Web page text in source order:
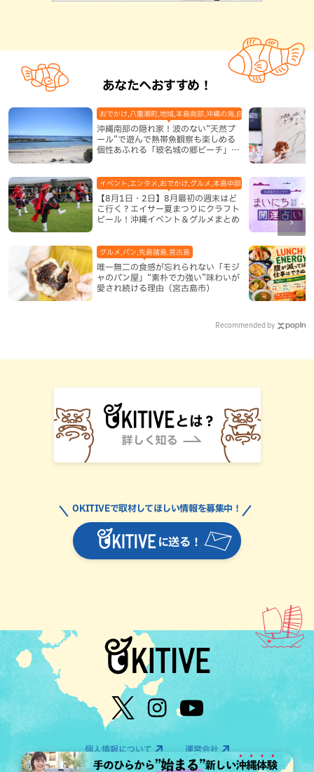
あなたへおすすめ！
沖縄南部の隠れ家！波のない“天然プ
ール”で遊んで熱帯魚観察も楽しめる
個性あふれる「玻名城の郷ビーチ」
おでかけ,八重瀬町,地域,本島南部,沖縄の海,自然
【8月1日・2日】8月最初の週末はど
こ行く？エイサー夏まつりにクラフト
ビール！沖縄イベント＆グルメまとめ
イベント,エンタメ,おでかけ,グルメ,本島中部,本島北部,本島南部
唯一無二の食感が忘れられない「モジ
ャのパン屋」“素朴で力強い”味わいが
愛され続ける理由（宮古島市）
グルメ,パン,先島諸島,宮古島
Recommended by
に送る！
OKITIVEで取材してほしい情報を募集中！
個人情報について 運営会社